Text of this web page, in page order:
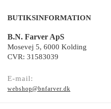
BUTIKSINFORMATION
B.N. Farver ApS
Mosevej 5, 6000 Kolding
CVR: 31583039
E-mail:
webshop@bnfarver.dk